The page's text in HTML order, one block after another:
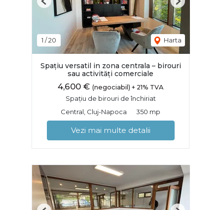
1 /20 Harta
Previous Next
Spațiu versatil in zona centrala – birouri
sau activități comerciale
4,600 € (negociabil) + 21% TVA
Spațiu de birouri de închiriat
Central, Cluj-Napoca
350 mp
Vezi mai multe detalii